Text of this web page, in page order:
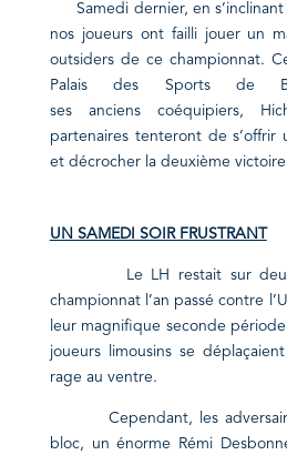
Samedi dernier, en
nos joueurs ont failli jouer un
outsiders de ce championnat.
Palais des Sports de
ses ancienscoéquipiers,
partenaires tenteront de s’offrir
et décrocher la deuxième victoire
UN SAMEDI SOIR FRUSTRANT
Le LH restait sur
championnat l’an passé contre
leur magnifique seconde
joueurs limousins se
rage au ventre.
Cependant, les
bloc, un énorme Rémi